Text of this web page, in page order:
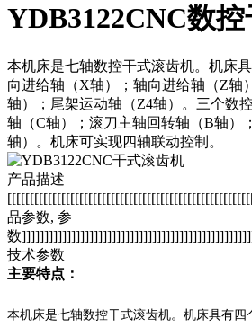
YDB3122CNC数
本机床是七轴数控干式滚齿机。机床
向进给轴（X轴）；轴向进给轴（Z轴
轴）；尾架运动轴（Z4轴）。三个数
轴（C轴）；滚刀主轴回转轴（B轴）
轴）。机床可实现四轴联动控制。
产品描述
品参数, 参
数
技术参数
主要特点：
本机床是七轴数控干式滚齿机。机床具有四